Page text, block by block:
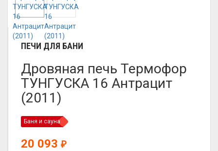
ПЕЧИ ДЛЯ БАНИ
Дровяная печь Термофор
ТУНГУСКА 16 Антрацит
(2011)
Баня и сауна
20 093 ₽